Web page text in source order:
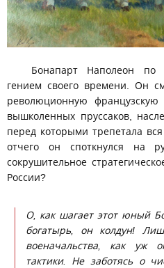
Бонапарт Наполеон по
гением своего времени. Он
революционную
вышколенных пруссаков,
перед которыми трепетала
отчего он споткнулся на
сокрушительное
России?
О, как шагает этот юный
богатырь, он колдун!
военачальства, как уж
тактики. Не заботясь о